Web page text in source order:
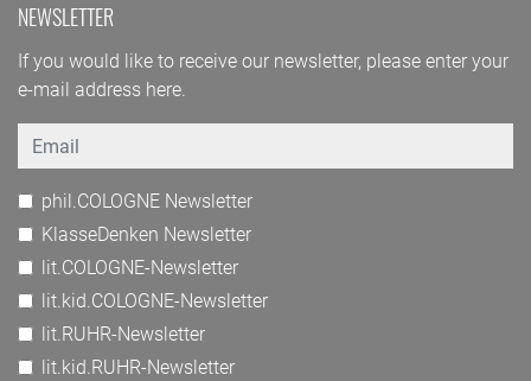
NEWSLETTER
If you would like to receive our newsletter, please enter your
e-mail address here.
Email
phil.COLOGNE Newsletter
KlasseDenken Newsletter
lit.COLOGNE-Newsletter
lit.kid.COLOGNE-Newsletter
lit.RUHR-Newsletter
lit.kid.RUHR-Newsletter